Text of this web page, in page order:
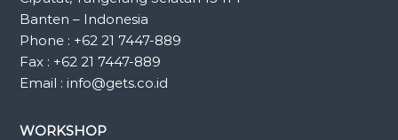
Banten – Indonesia
Phone : +62 21 7447-889
Fax : +62 21 7447-889
Email : info@gets.co.id
WORKSHOP